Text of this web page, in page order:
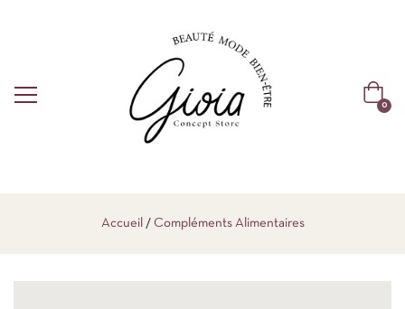
0
Accueil Compléments Alimentaires